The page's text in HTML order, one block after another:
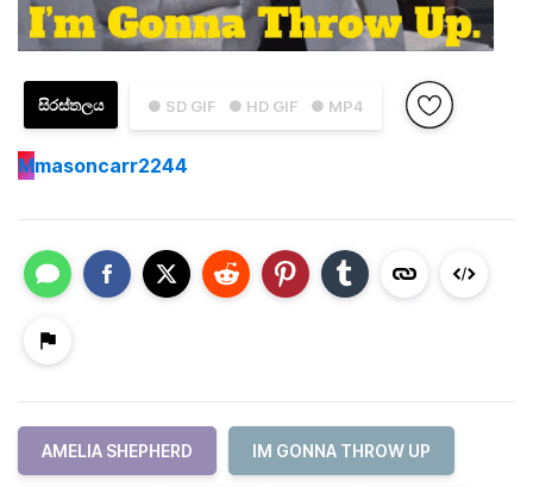
● SD GIF ● HD GIF ● MP4
සිරස්තලය
Mmasoncarr2244
AMELIA SHEPHERD IM GONNA THROW UP